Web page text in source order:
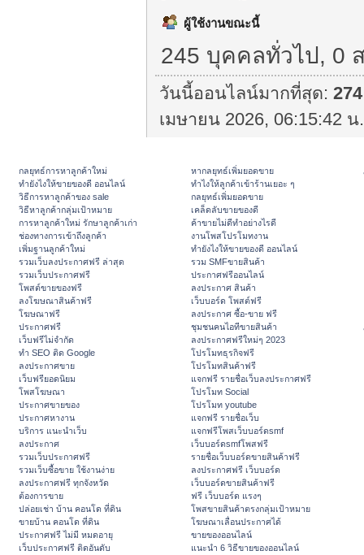
ผู้ใช้งานขณะนี้
245 บุคคลทั่วไป, 0
วันนี้ออนไลน์มากที่สุด:274
เมษายน 2026, 06:15:42 น
กลยุทธ์การหาลูกค้าใหม่
ทํายังไงให้ขายของดี ออนไลน์
วิธีการหาลูกค้าของ sale
วิธีหาลูกค้ากลุ่มเป้าหมาย
การหาลูกค้าใหม่ รักษาลูกค้าเก่า
ช่องทางการเข้าถึงลูกค้า
เพิ่มฐานลูกค้าใหม่
รวมเว็บลงประกาศฟรี ล่าสุด
รวมเว็บประกาศฟรี
โพสต์ขายของฟรี
ลงโฆษณาสินค้าฟรี
โฆษณาฟรี
ประกาศฟรี
เว็บฟรีไม่จำกัด
ทำ SEO ติด Google
ลงประกาศขาย
เว็บฟรียอดนิยม
โพสโฆษณา
ประกาศขายของ
ประกาศหางาน
บริการ แนะนำเว็บ
ลงประกาศ
รวมเว็บประกาศฟรี
รวมเว็บซื้อขาย ใช้งานง่าย
ลงประกาศฟรี ทุกจังหวัด
ต้องการขาย
ปล่อยเช่า บ้าน คอนโด ที่ดิน
ขายบ้าน คอนโด ที่ดิน
ประกาศฟรี ไม่มี หมดอายุ
เว็บประกาศฟรี ติดอันดับ
หากลยุทธ์เพิ่มยอดขาย
ทําไงให้ลูกค้าเข้าร้านเยอะ ๆ
กลยุทธ์เพิ่มยอดขาย
เคล็ดลับขายของดี
ค้าขายไม่ดีทำอย่างไรดี
งานโพสโปรโมทงาน
ทํายังไงให้ขายของดี ออนไลน์
รวม SMFขายสินค้า
ประกาศฟรีออนไลน์
ลงประกาศ สินค้า
เว็บบอร์ด โพสต์ฟรี
ลงประกาศ ซื้อ-ขาย ฟรี
ชุมชนคนไอทีขายสินค้า
ลงประกาศฟรีใหม่ๆ 2023
โปรโมทธุรกิจฟรี
โปรโมทสินค้าฟรี
แจกฟรี รายชื่อเว็บลงประกาศฟรี
โปรโมท Social
โปรโมท youtube
แจกฟรี รายชื่อเว็บ
แจกฟรีโพสเว็บบอร์ดsmf
เว็บบอร์ดsmfโพสฟรี
รายชื่อเว็บบอร์ดขายสินค้าฟรี
ลงประกาศฟรี เว็บบอร์ด
เว็บบอร์ดขายสินค้าฟรี
ฟรี เว็บบอร์ด แรงๆ
โพสขายสินค้าตรงกลุ่มเป้าหมาย
โฆษณาเลื่อนประกาศได้
ขายของออนไลน์
แนะนำ 6 วิธีขายของออนไลน์